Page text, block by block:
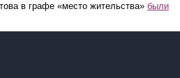
в графе «место жительства» были